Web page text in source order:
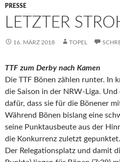
PRESSE
LETZTER
16. MÄRZ 2018 TOPEL
TTF zum Derby nach Kamen
Die TTF Bönen zählen runter. In
die Saison in der NRW-Liga. Und
dafür, dass sie für die Bönener
Während Bönen bislang eine
seine Punktausbeute aus der
die Konkurrenz zuletzt gepunktet.
Der Relegationsplatz und damit